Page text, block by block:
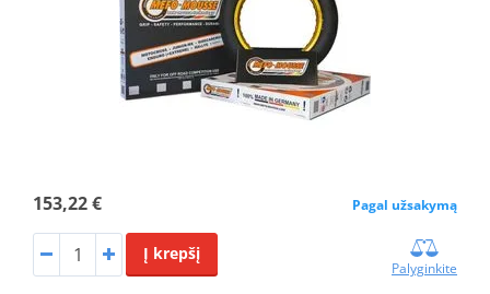
153,22 € Pagal užsakymą
Į krepšį
Palyginkite